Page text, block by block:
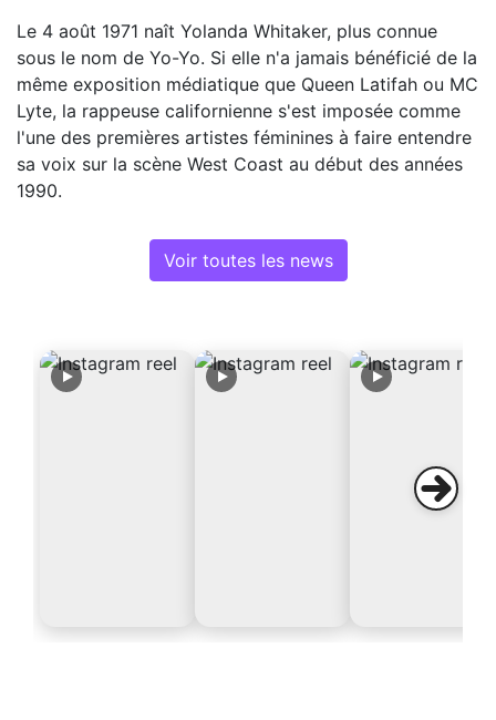
Le 4 août 1971 naît Yolanda Whitaker, plus connue
sous le nom de Yo-Yo. Si elle n'a jamais bénéficié de la
même exposition médiatique que Queen Latifah ou MC
Lyte, la rappeuse californienne s'est imposée comme
l'une des premières artistes féminines à faire entendre
sa voix sur la scène West Coast au début des années
1990.
Voir toutes les news